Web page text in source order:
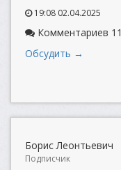
19:08 02.04.2025
Комментариев 11
Обсудить →
Борис Леонтьевич
Подписчик